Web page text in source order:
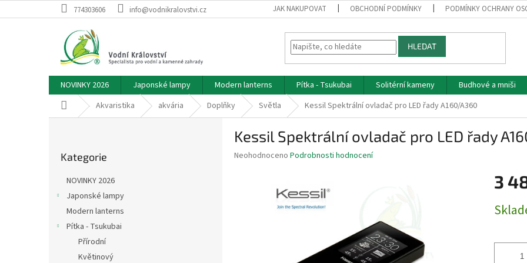
na
774303606 info@vodnikralovstvi.cz JAK NAKUPOVAT OBCHODNÍ PODMÍNKY PODMÍNKY OCHRANY
HLEDAT
NOVINKY 2026 Japonské lampy Modern lanterns Pítka - Tsukubai Solitérní kameny Budhové a mniši
Domů Akvaristika akvária Doplňky Světla Kessil Spektrální ovladač pro LED řady A160/A360
kategorie
Kategorie
NOVINKY 2026
Japonské lampy
Modern lanterns
Pítka - Tsukubai
Přírodní
Květinový
Kessil Spektrální ovladač pro LED řady
Průměrné
Neohodnoceno Podrobnosti hodnocení
3
cena: